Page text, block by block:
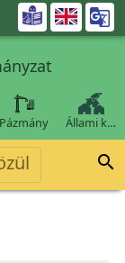

Pázmány Állami k…
